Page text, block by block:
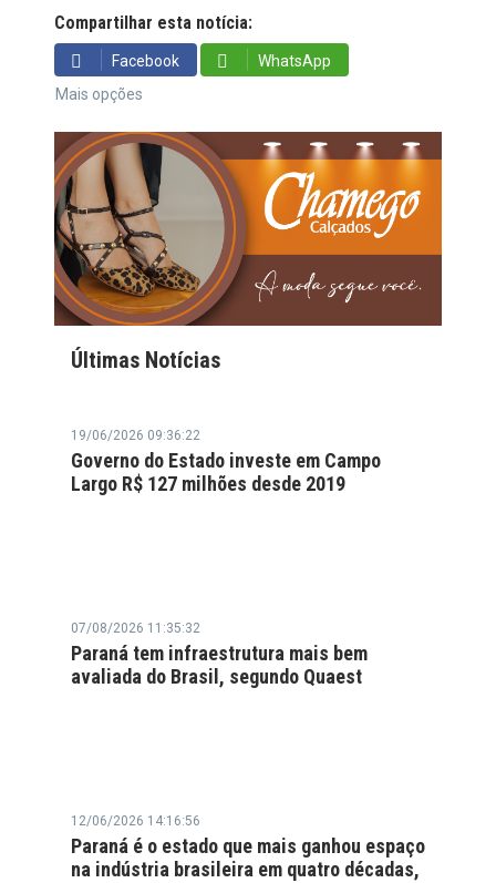
Compartilhar esta notícia:
Facebook
WhatsApp
Mais opções
Últimas Notícias
19/06/2026 09:36:22
Governo do Estado investe em Campo
Largo R$ 127 milhões desde 2019
07/08/2026 11:35:32
Paraná tem infraestrutura mais bem
avaliada do Brasil, segundo Quaest
12/06/2026 14:16:56
Paraná é o estado que mais ganhou espaço
na indústria brasileira em quatro décadas,